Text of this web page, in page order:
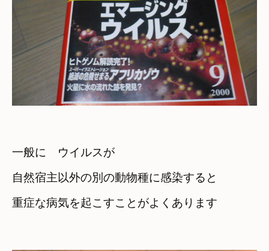
一般に　ウイルスが
自然宿主以外の別の動物種に感染すると
重症な病気を起こすことがよくあります